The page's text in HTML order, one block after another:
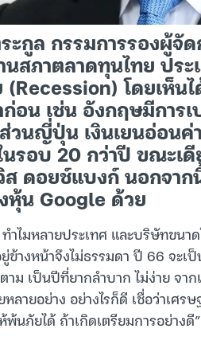
กูล กรรมการรองผู้จั
สภาตลาดทุนไทย ปร
(Recession) โดยเห็
อน เช่น อังกฤษมีการ
นญี่ปุ่น เงินเยนอ่อนค่
นรอบ 20 กว่าปี ขณะ
ส ดอยช์แบงก์ นอกจา
หุ้น Google ด้วย
ทำไมหลายประเทศ และบริษัทขน
างหน้าจึงไม่ธรรมดา ปี 66 จะเ
ม เป็นปีที่ยากลำบาก ไม่ง่าย จา
ลายอย่าง อย่างไรก็ดี เชื่อว่าเศ
นภัยได้ ถ้าเกิดเตรียมการอย่างดี”